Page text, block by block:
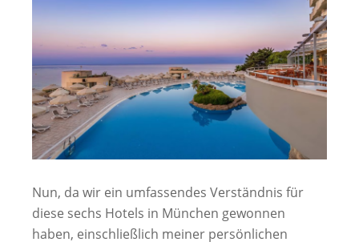
Nun, da wir ein umfassendes Verständnis für
diese sechs Hotels in München gewonnen
haben, einschließlich meiner persönlichen